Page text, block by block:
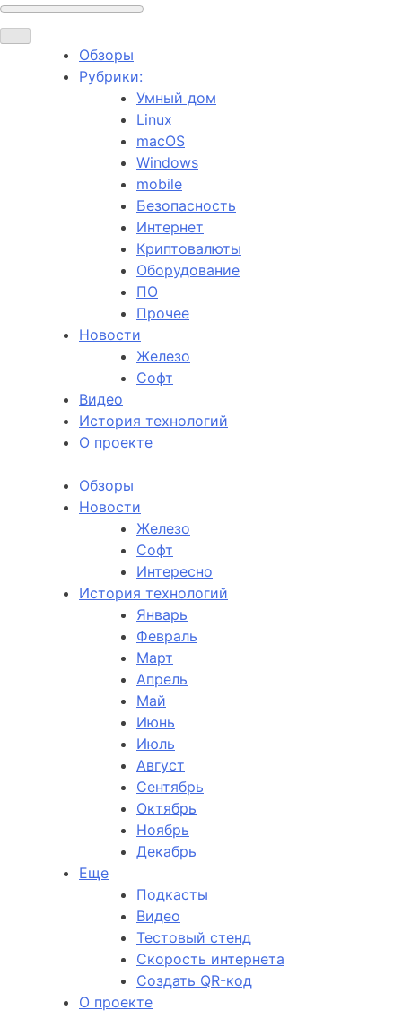
Обзоры
Рубрики:
Умный дом
Linux
macOS
Windows
mobile
Безопасность
Интернет
Криптовалюты
Оборудование
ПО
Прочее
Новости
Железо
Софт
Видео
История технологий
О проекте
Обзоры
Новости
Железо
Софт
Интересно
История технологий
Январь
Февраль
Март
Апрель
Май
Июнь
Июль
Август
Сентябрь
Октябрь
Ноябрь
Декабрь
Еще
Подкасты
Видео
Тестовый стенд
Скорость интернета
Создать QR-код
О проекте